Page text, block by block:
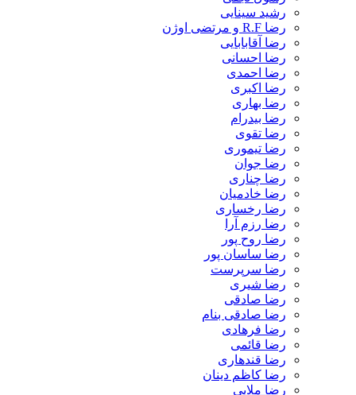
رشید سینایی
رضا R.F و مرتضی اوژن
رضا آقابابایی
رضا احسانی
رضا احمدی
رضا اکبری
رضا بهاری
رضا بیدرام
رضا تقوی
رضا تیموری
رضا جوان
رضا چناری
رضا خادمیان
رضا رخساری
رضا رزم آرا
رضا روح پور
رضا ساسان پور
رضا سرپرست
رضا شیری
رضا صادقی
رضا صادقی بنام
رضا فرهادی
رضا قائمی
رضا قندهاری
رضا کاظم دینان
رضا ملایی